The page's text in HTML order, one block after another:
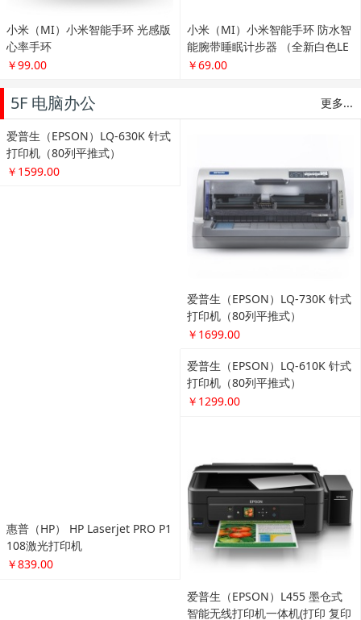
小米（MI）小米智能手环 光感版
心率手环
￥99.00
小米（MI）小米智能手环 防水智
能腕带睡眠计步器 （全新白色LE
D提示灯版）
￥69.00
更多...
5F 电脑办公
爱普生（EPSON）LQ-730K 针式
打印机（80列平推式）
￥1699.00
爱普生（EPSON）LQ-610K 针式
打印机（80列平推式）
￥1299.00